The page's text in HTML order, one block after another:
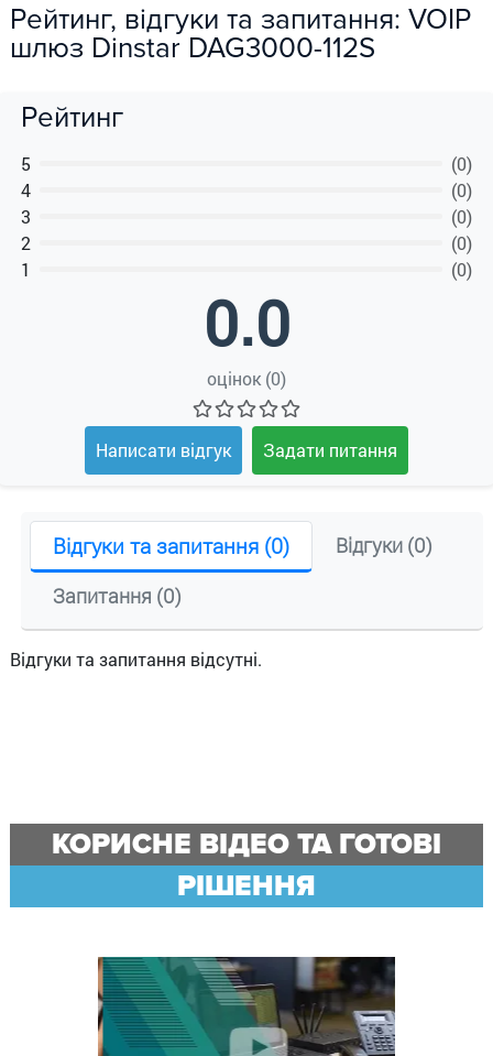
Рейтинг, відгуки та запитання: VOIP
шлюз Dinstar DAG3000-112S
Рейтинг
5
(0)
4
(0)
3
(0)
2
(0)
1
(0)
0.0
оцінок (0)
Написати відгук Задати питання
Відгуки та запитання (0)
Відгуки (0)
Запитання (0)
Відгуки та запитання відсутні.
КОРИСНЕ ВІДЕО ТА ГОТОВІ
РІШЕННЯ